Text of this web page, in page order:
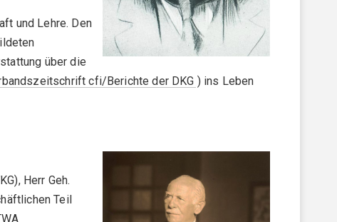
und Lehre. Den
über die
cfi/Berichte der DKG ) ins Leben
Herr Geh.
Teil